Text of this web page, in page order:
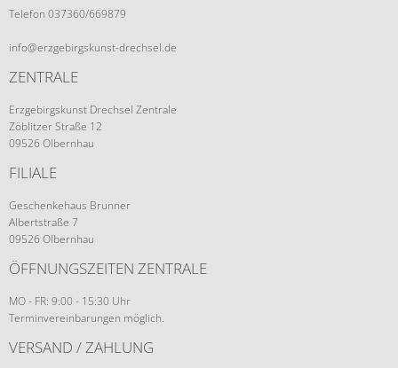
Telefon 037360/669879
info@erzgebirgskunst-drechsel.de
ZENTRALE
Erzgebirgskunst Drechsel Zentrale
Zöblitzer Straße 12
09526 Olbernhau
FILIALE
Geschenkehaus Brunner
Albertstraße 7
09526 Olbernhau
ÖFFNUNGSZEITEN ZENTRALE
MO - FR: 9:00 - 15:30 Uhr
Terminvereinbarungen möglich.
VERSAND / ZAHLUNG